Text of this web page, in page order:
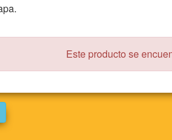
Este producto se